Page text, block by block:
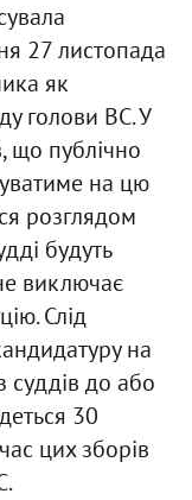
27 листопада
як
голови ВС. У
що публічно
на цю
розглядом
будуть
виключає
Слід
на
суддів до або
30
цих зборів